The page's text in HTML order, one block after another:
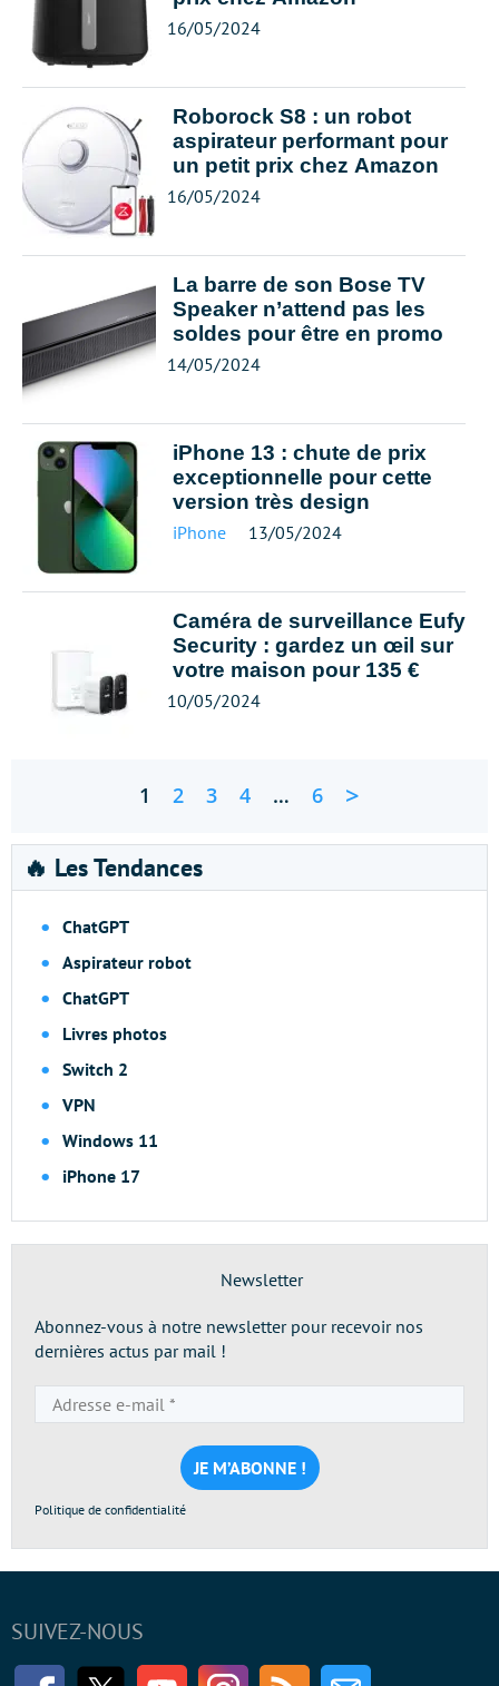
16/05/2024
Roborock S8 : un robot
aspirateur performant pour
un petit prix chez Amazon
16/05/2024
La barre de son Bose TV
Speaker n’attend pas les
soldes pour être en promo
14/05/2024
iPhone 13 : chute de prix
exceptionnelle pour cette
version très design
iPhone 13/05/2024
Caméra de surveillance Eufy
Security : gardez un œil sur
votre maison pour 135 €
10/05/2024
1 2 3 4 … 6 >
🔥 Les Tendances
ChatGPT
Aspirateur robot
ChatGPT
Livres photos
Switch 2
VPN
Windows 11
iPhone 17
Newsletter
Abonnez-vous à notre newsletter pour recevoir nos
dernières actus par mail !
e-
mail
*
Politique de confidentialité
SUIVEZ-NOUS
FacebookTwitter Youtube InstagramRSS Newsletter